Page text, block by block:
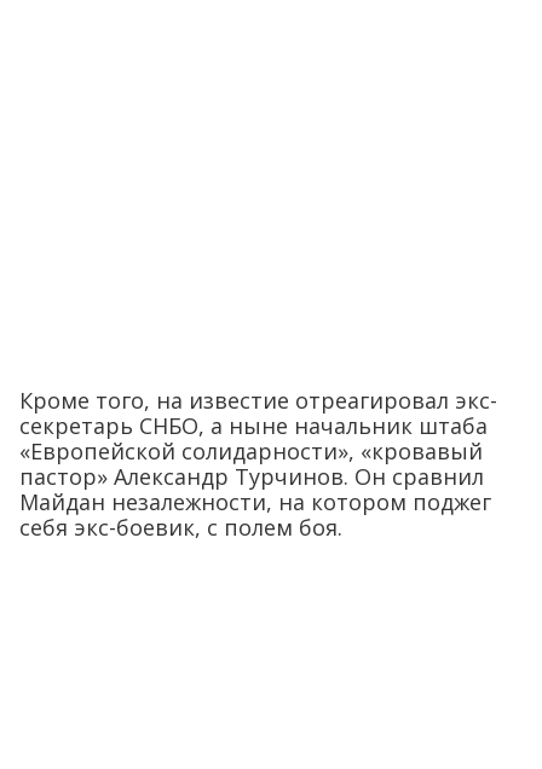
Кроме того, на известие отреагировал экс-
секретарь СНБО, а ныне начальник штаба
«Европейской солидарности», «кровавый
пастор» Александр Турчинов. Он сравнил
Майдан незалежности, на котором поджег
себя экс-боевик, с полем боя.